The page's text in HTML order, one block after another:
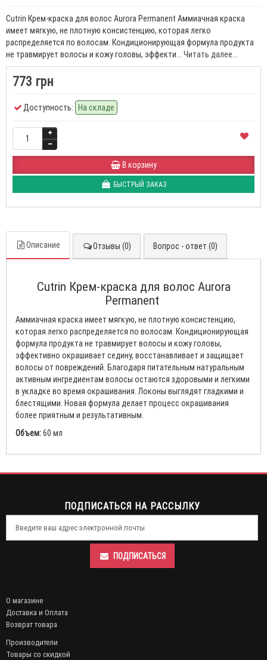
Cutrin Крем-краска для волос Aurora Permanent Аммиачная краска
имеет мягкую, не плотную консистенцию, которая легко
распределяется по волосам. Кондиционирующая формула продукта
не травмирует волосы и кожу головы, эффекти... Читать далее...
773 грн
Доступность: На складе
В корзину
БЫСТРЫЙ ЗАКАЗ
Описание Отзывы (0) Вопрос - ответ (0)
Cutrin Крем-краска для волос Aurora
Permanent
Аммиачная краска имеет мягкую, не плотную консистенцию,
которая легко распределяется по волосам. Кондиционирующая
формула продукта не травмирует волосы и кожу головы,
эффективно окрашивает седину, восстанавливает и защищает
волосы от повреждений. Благодаря питательным натуральным
активным ингредиентам волосы остаются здоровыми и легкими
в укладке во время окрашивания. Локоны выглядят гладкими и
блестящими. Новая формула делает процесс окрашивания
более приятным и результативным.
Объем:60 мл
ПОДПИСАТЬСЯ НА РАССЫЛКУ
ПОДПИСАТЬСЯ
О магазине
Доставка и Оплата
Возврат товара
Производители
Товары со скидкой